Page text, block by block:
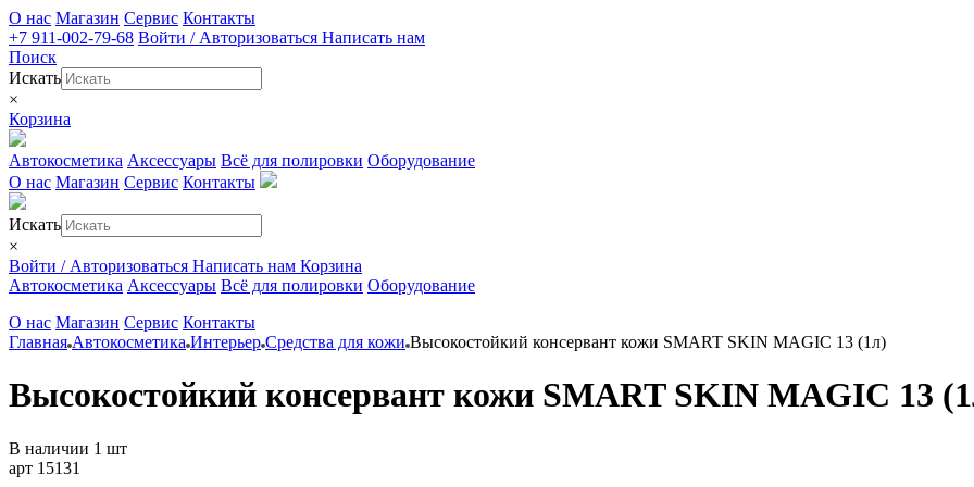
О нас Магазин Сервис Контакты
+7 911-002-79-68 Войти / Авторизоваться Написать нам
Поиск
Искать
×
Корзина
Автокосметика Аксессуары Всё для полировки Оборудование
О нас Магазин Сервис Контакты
Искать
×
Войти / Авторизоваться Написать нам Корзина
Автокосметика Аксессуары Всё для полировки Оборудование
О нас Магазин Сервис Контакты
Главная Автокосметика Интерьер Средства для кожи Высокостойкий консервант кожи SMART SKIN MAGIC 13 (1л)
Высокостойкий консервант кожи SMART SKIN MAGIC 13
В наличии 1 шт
арт 15131